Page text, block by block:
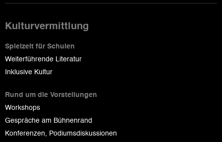
Kulturvermittlung
Spielzeit für Schulen
Weiterführende Literatur
Inklusive Kultur
Rund um die Vorstellungen
Workshops
Gespräche am Bühnenrand
Konferenzen, Podiumsdiskussionen